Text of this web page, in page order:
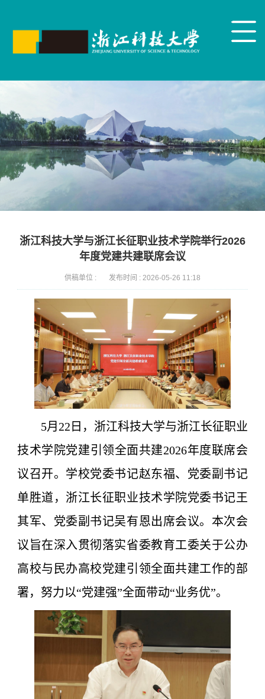
浙江科技大学与浙江长征职业技术学院举行2026
年度党建共建联席会议
供稿单位 : 发布时间 : 2026-05-26 11:18
5月22日，浙江科技大学与浙江长征职业
技术学院党建引领全面共建2026年度联席会
议召开。学校党委书记赵东福、党委副书记
单胜道，浙江长征职业技术学院党委书记王
其军、党委副书记吴有恩出席会议。本次会
议旨在深入贯彻落实省委教育工委关于公办
高校与民办高校党建引领全面共建工作的部
署，努力以“党建强”全面带动“业务优”。